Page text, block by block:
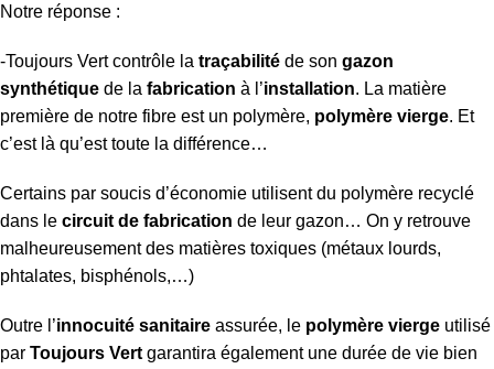
Notre réponse :
-Toujours Vert contrôle la traçabilité de son gazon
synthétique de la fabrication à l’installation. La matière
première de notre fibre est un polymère, polymère vierge. Et
c’est là qu’est toute la différence…
Certains par soucis d’économie utilisent du polymère recyclé
dans le circuit de fabrication de leur gazon… On y retrouve
malheureusement des matières toxiques (métaux lourds,
phtalates, bisphénols,…)
Outre l’innocuité sanitaire assurée, le polymère vierge utilisé
par Toujours Vert garantira également une durée de vie bien